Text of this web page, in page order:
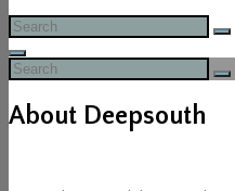
Search
for:
Search
Search
for:
About Deepsouth